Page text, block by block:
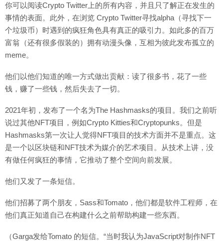
你可以阅读Crypto Twitter上的所有内容，并且只了解正在发生的
事情的表面。此外，在浏览 Crypto Twitter寻找alpha（寻找下一
个垃圾币）时遇到的疯狂角色具有真正的吸引力。如此多的百万
富翁（还有很多假装的）拥有动漫头像，互相为彼此发布孤立的
meme。
他们以他们知道的唯一方式做出贡献：读了很多书，花了一些
钱，赚了一些钱，然后失去了一切。
2021年初，发布了一个名为The Hashmasks的项目。我们之前听
说过其他NFT项目，例如Crypto Kitties和Cryptopunks。但是
Hashmasks第一次让人觉得NFT项目的技术方面并不是重点。这
是一个以区块链和NFT技术为媒介的艺术项目。从技术上讲，没
有做任何疯狂的事情，它推动了整个空间向前发展。
他们又发了一条短信。
他们招募了两个朋友，Sass和Tomato，他们都是软件工程师，在
他们真正知道自己在构建什么之前帮助构建一些东西。
（Garga发给Tomato 的短信。“当时我认为JavaScript对制作NFT